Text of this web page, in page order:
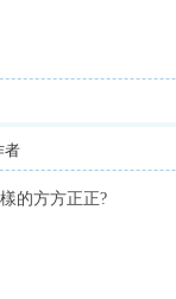
者
的方方正正?